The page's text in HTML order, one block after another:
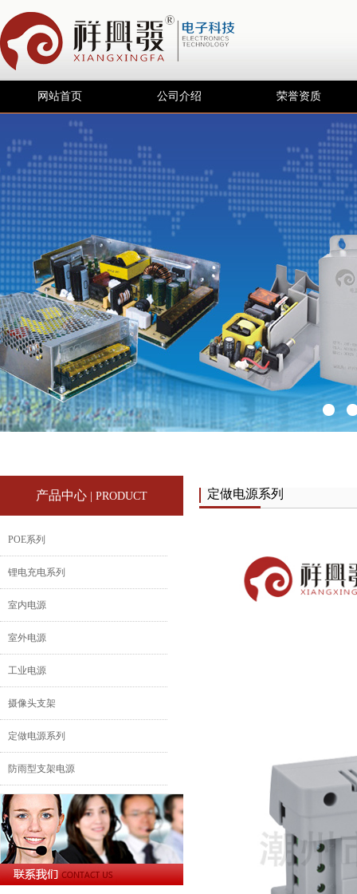
网站首页 公司介绍 荣誉资质
产品中心 | PRODUCT
POE系列
锂电充电系列
室内电源
室外电源
工业电源
摄像头支架
定做电源系列
防雨型支架电源
定做电源系列